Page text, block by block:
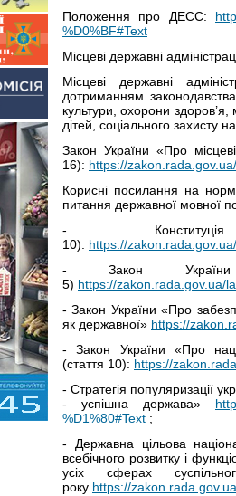
Положення про ДЕСС:
%D0%BF#Text
Місцеві державні
Місцеві державні
дотриманням
культури, охорони здоров’я,
дітей, соціального захисту
Закон України «Про
16): https://
Корисні посилання на
питання державної мовної
-
10): https://
- Закон України
5) https://zakon.rada.gov.ua/
- Закон України «Про
як державної» https://
- Закон України «Про
(стаття 10): https://
- Стратегія популяризації
- успішна держава»
%D1%80#Text ;
- Державна цільова
всебічного розвитку і
усіх сферах
року https://